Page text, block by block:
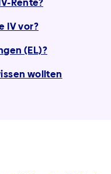
Rente?
IV vor?
(EL)?
wollten